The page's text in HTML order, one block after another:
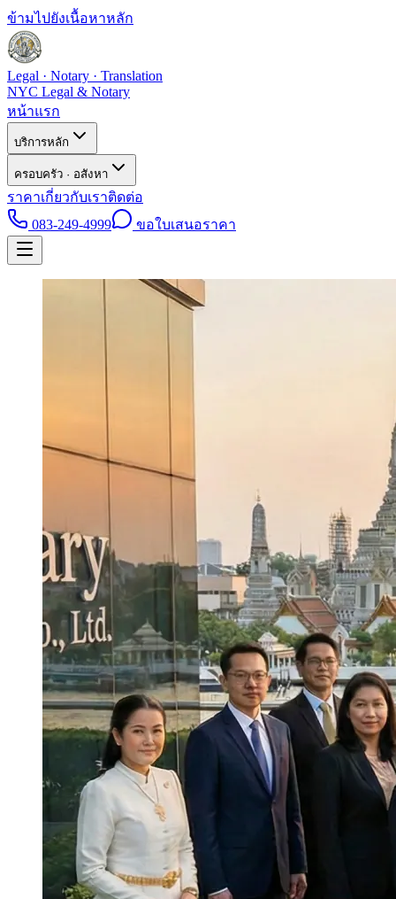
ข้ามไปยังเนื้อหาหลัก
Legal · Notary · Translation
NYC Legal & Notary
หน้าแรก
บริการหลัก
ครอบครัว · อสังหา
ราคาเกี่ยวกับเราติดต่อ
083-249-4999
ขอใบเสนอราคา